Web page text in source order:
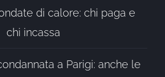
di calore: chi paga e
chi incassa
a Parigi: anche le